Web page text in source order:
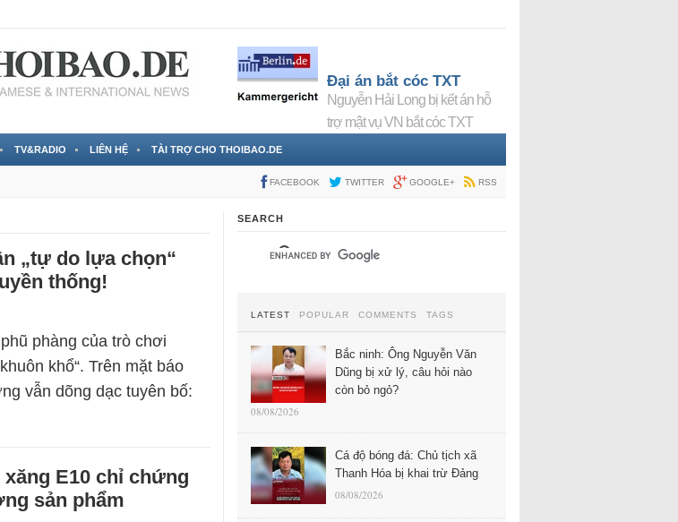
Đại án bắt cóc TXT
Nguyễn Hải Long bị kết án hỗ
trợ mật vụ VN bắt cóc TXT
TV&RADIO LIÊN HỆ TÀI TRỢ CHO THOIBAO.DE
FACEBOOK TWITTER GOOGLE+ RSS
„tự do lựa chọn“
thống!
phàng của trò chơi
khổ“. Trên mặt báo
vẫn dõng dạc tuyên bố:
E10 chỉ chứng
sản phẩm
SEARCH
LATEST POPULAR COMMENTS TAGS
Bắc ninh: Ông Nguyễn Văn
Dũng bị xử lý, câu hỏi nào
còn bỏ ngỏ?
08/08/2026
Cá độ bóng đá: Chủ tịch xã
Thanh Hóa bị khai trừ Đảng
08/08/2026